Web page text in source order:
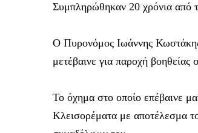
Συμπληρώθηκαν 20 χρόνια
Ο Πυρονόμος Ιωάννης
μετέβαινε για παροχή
Το όχημα στο οποίο επέβαινε
Κλεισορέματα με αποτέλεσμα